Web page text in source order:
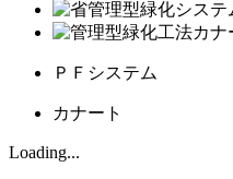
ＰＦシステム
カナート
Loading...